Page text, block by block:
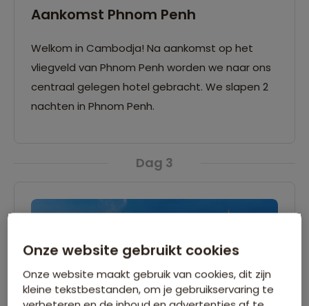
Aankomst Phnom Penh
Welkom in Cambodja! Na aankomst op het
vliegveld van Phnom Penh worden we naar ons
centraal gelegen hotel gebracht. We slapen 2
nachten in Phnom Penh.
Dag 3
Onze website gebruikt cookies
Onze website maakt gebruik van cookies, dit zijn
kleine tekstbestanden, om je gebruikservaring te